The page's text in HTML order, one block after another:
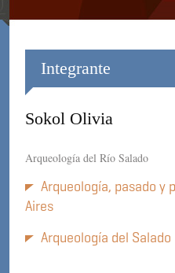
Integrante
Sokol Olivia
Arqueología del Río Salado
Arqueología, pasado y
Aires
Arqueología del Salado